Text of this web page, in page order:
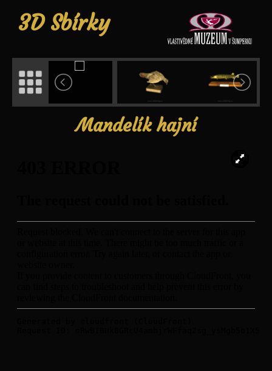
3D Sbírky
Mandelík hajní